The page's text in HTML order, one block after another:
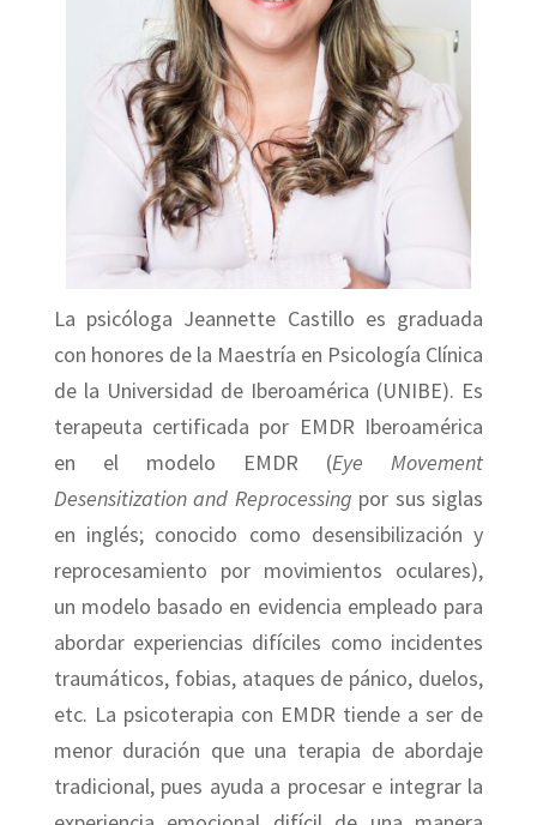
La psicóloga Jeannette Castillo es graduada
con honores de la Maestría en Psicología Clínica
de la Universidad de Iberoamérica (UNIBE). Es
terapeuta certificada por EMDR Iberoamérica
en el modelo EMDR (Eye Movement
Desensitization and Reprocessing por sus siglas
en inglés; conocido como desensibilización y
reprocesamiento por movimientos oculares),
un modelo basado en evidencia empleado para
abordar experiencias difíciles como incidentes
traumáticos, fobias, ataques de pánico, duelos,
etc. La psicoterapia con EMDR tiende a ser de
menor duración que una terapia de abordaje
tradicional, pues ayuda a procesar e integrar la